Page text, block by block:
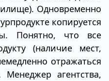
Одновременно
копируется
Понятно, что все
(наличие мест,
отражаться
агентства,